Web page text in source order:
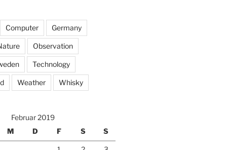
Computer Germany
Observation
Technology
Weather Whisky
Februar 2019
M D F S S